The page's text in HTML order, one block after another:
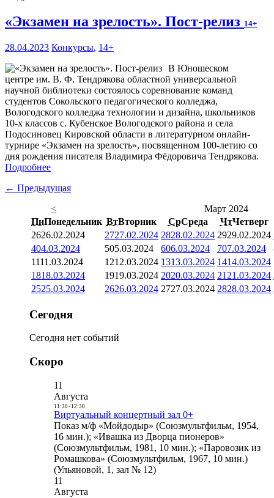
«Экзамен на зрелость». Пост-релиз 14+
28.04.2023 Конкурсы, 14+
В Юношеском
центре им. В. Ф. Тендрякова областной универсальной
научной библиотеки состоялось соревнование команд
студентов Сокольского педагогического колледжа,
Вологодского колледжа технологии и дизайна, школьников
10-х классов с. Кубенское Вологодского района и села
Подосиновец Кировской области в литературном онлайн-
турнире «Экзамен на зрелость», посвященном 100-летию со
дня рождения писателя Владимира Фёдоровича Тендрякова.
Подробнее
← Предыдущая
<
Март 2024
ПнПонедельник ВтВторник СрСреда ЧтЧетверг
2626.02.2024 2727.02.2024 2828.02.2024 2929.02.2024
404.03.2024 505.03.2024 606.03.2024 707.03.2024
1111.03.2024 1212.03.2024 1313.03.2024 1414.03.2024
1818.03.2024 1919.03.2024 2020.03.2024 21 21.03.2024
2525.03.2024 2626.03.2024 2727.03.2024 2828.03.2024
Сегодня
Сегодня нет событий
Скоро
11
Августа
11:30- 12:30
Виртуальный концертный зал 0+
Показ м/ф «Мойдодыр» (Союзмультфильм, 1954,
16 мин.); «Ивашка из Дворца пионеров»
(Союзмультфильм, 1981, 10 мин.); «Паровозик из
Ромашкова» (Союзмультфильм, 1967, 10 мин.)
(Ульяновой, 1, зал № 12)
11
Августа